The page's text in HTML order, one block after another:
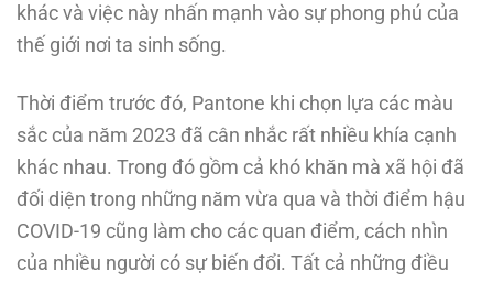
khác và việc này nhấn mạnh vào sự phong phú của
thế giới nơi ta sinh sống.
Thời điểm trước đó, Pantone khi chọn lựa các màu
sắc của năm 2023 đã cân nhắc rất nhiều khía cạnh
khác nhau. Trong đó gồm cả khó khăn mà xã hội đã
đối diện trong những năm vừa qua và thời điểm hậu
COVID-19 cũng làm cho các quan điểm, cách nhìn
của nhiều người có sự biến đổi. Tất cả những điều